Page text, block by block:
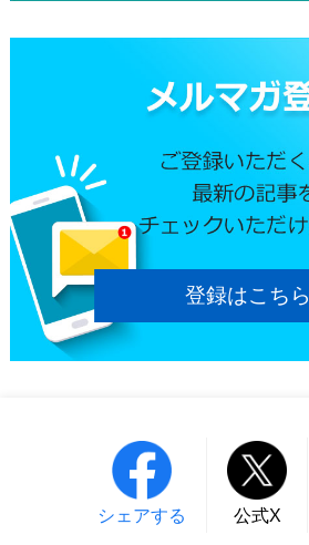
登録はこちら
シェアする 公式X